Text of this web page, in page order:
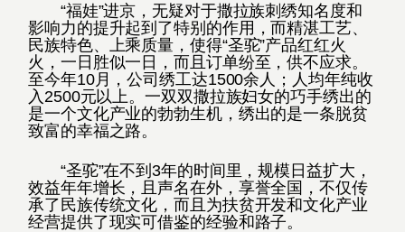
“福娃”进京，无疑对于撒拉族刺绣知名度和
影响力的提升起到了特别的作用，而精湛工艺、
民族特色、上乘质量，使得“圣驼”产品红红火
火，一日胜似一日，而且订单纷至，供不应求。
至今年10月，公司绣工达1500余人；人均年纯收
入2500元以上。一双双撒拉族妇女的巧手绣出的
是一个文化产业的勃勃生机，绣出的是一条脱贫
致富的幸福之路。
“圣驼”在不到3年的时间里，规模日益扩大，
效益年年增长，且声名在外，享誉全国，不仅传
承了民族传统文化，而且为扶贫开发和文化产业
经营提供了现实可借鉴的经验和路子。